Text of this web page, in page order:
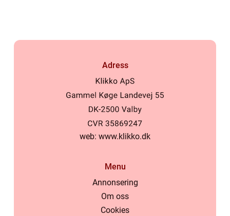
Adress
web: www.klikko.dk
Menu
Annonsering
Om oss
Cookies